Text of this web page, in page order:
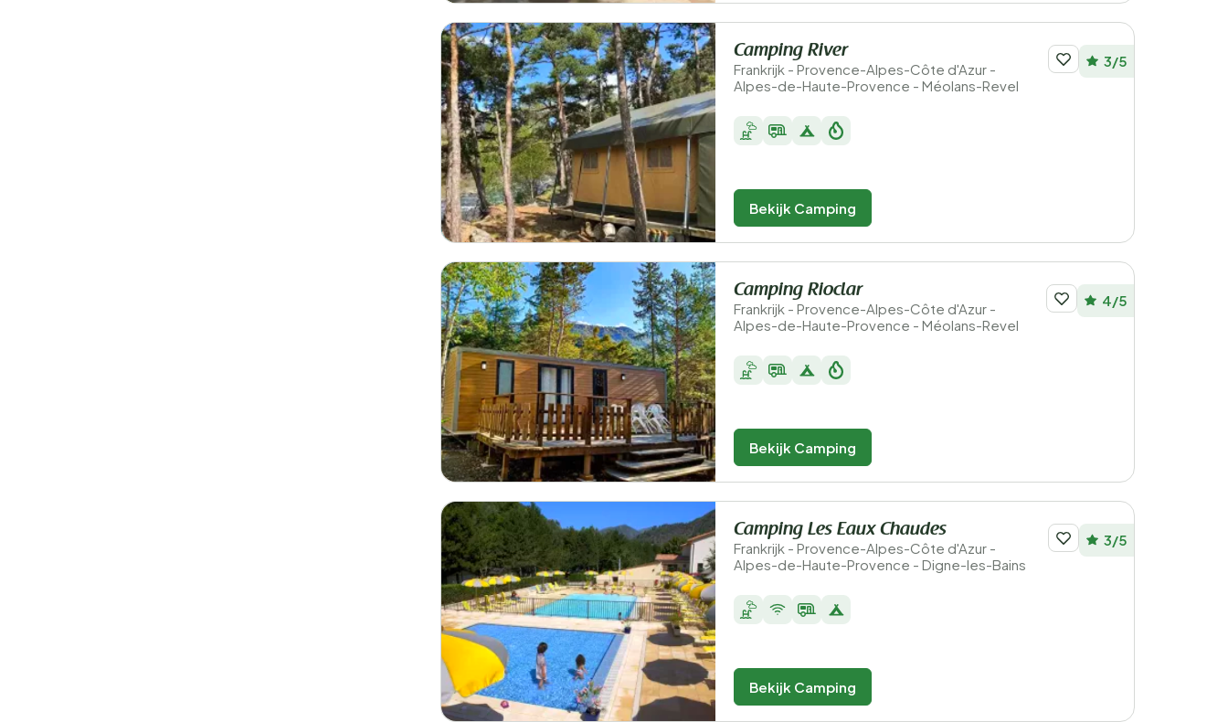
Camping River
Frankrijk - Provence-Alpes-Côte d'Azur -
Alpes-de-Haute-Provence - Méolans-Revel
3/5
Bekijk Camping
Camping Rioclar
Frankrijk - Provence-Alpes-Côte d'Azur -
Alpes-de-Haute-Provence - Méolans-Revel
4/5
Bekijk Camping
Camping Les Eaux Chaudes
Frankrijk - Provence-Alpes-Côte d'Azur -
Alpes-de-Haute-Provence - Digne-les-Bains
3/5
Bekijk Camping